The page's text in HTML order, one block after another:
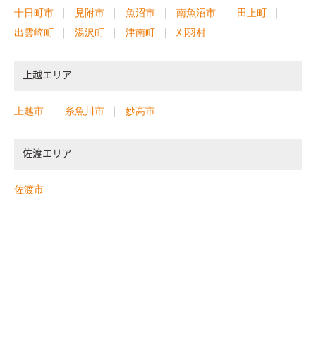
十日町市
見附市 魚沼市 南魚沼市
田上町
出雲崎町
湯沢町 津南町 刈羽村
上越エリア
上越市 糸魚川市 妙高市
佐渡エリア
佐渡市